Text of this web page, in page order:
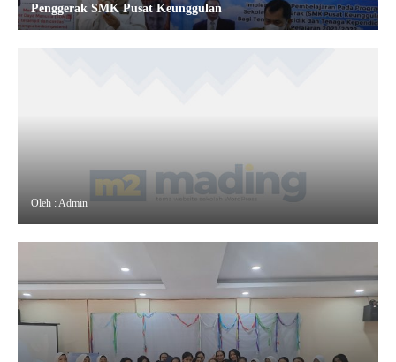
Penggerak SMK Pusat Keunggulan
Oleh : Admin